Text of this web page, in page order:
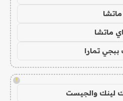
ماتشا
ماتشا
تمارا
!
لينك والجيست